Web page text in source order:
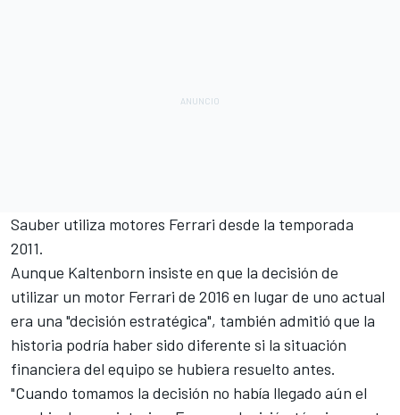
Sauber utiliza motores Ferrari desde la temporada
2011.
Aunque Kaltenborn insiste en que la decisión de
utilizar un motor Ferrari de 2016 en lugar de uno actual
era una "decisión estratégica", también admitió que la
historia podría haber sido diferente si la situación
financiera del equipo se hubiera resuelto antes.
"Cuando tomamos la decisión no había llegado aún el